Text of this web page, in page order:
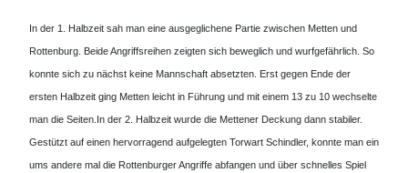
In der 1. Halbzeit sah man eine ausgeglichene Partie zwischen Metten und
Rottenburg. Beide Angriffsreihen zeigten sich beweglich und wurfgefährlich. So
konnte sich zu nächst keine Mannschaft absetzten. Erst gegen Ende der
ersten Halbzeit ging Metten leicht in Führung und mit einem 13 zu 10 wechselte
man die Seiten. In der 2. Halbzeit wurde die Mettener Deckung dann stabiler.
Gestützt auf einen hervorragend aufgelegten Torwart Schindler, konnte man ein
ums andere mal die Rottenburger Angriffe abfangen und über schnelles Spiel